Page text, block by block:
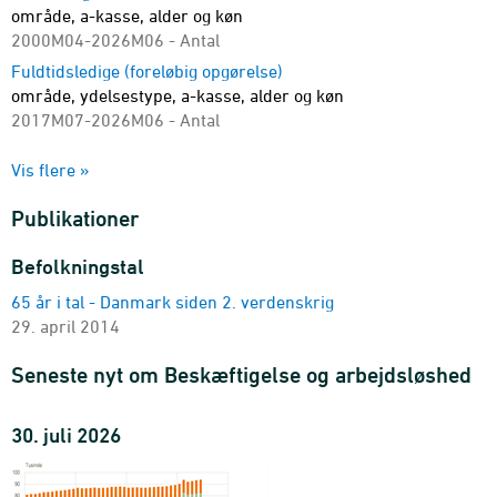
område, a-kasse, alder og køn
2000M04-2026M06 - Antal
Fuldtidsledige (foreløbig opgørelse)
område, ydelsestype, a-kasse, alder og køn
2017M07-2026M06 - Antal
område, ydelsestype, a-kasse, alder og køn
Fuldtidsledige i pct. af arbejdsstyrken (foreløbig opgørelse)
2017M07-2026M06 - Pct.
Fuldtidsledige i pct. af arbejdsstyrken
område, alder og køn
Fuldtidsledige i pct. af samtlige forsikrede (foreløbig
område, alder, køn og a-kasse
2017M07-2026M06 - Pct.
Vis flere »
Publikationer
Befolkningstal
65 år i tal - Danmark siden 2. verdenskrig
29. april 2014
Seneste nyt om Beskæftigelse og arbejdsløshed
30. juli 2026